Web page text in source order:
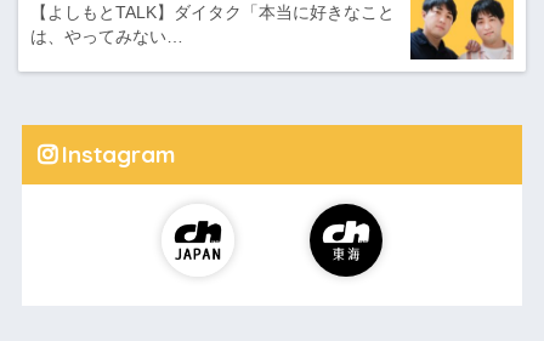
【よしもとTALK】ダイタク「本当に好きなこと
は、やってみない…
Instagram